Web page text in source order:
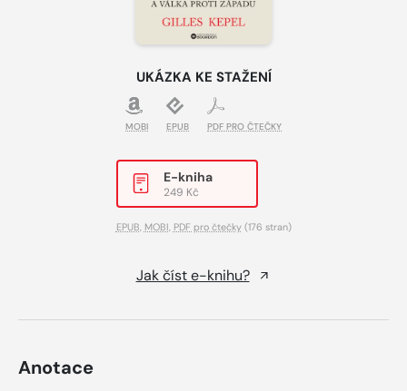
UKÁZKA KE STAŽENÍ
MOBI EPUB PDF PRO ČTEČKY
E-kniha
249 Kč
EPUB MOBI PDF pro čtečky(176 stran)
Jak číst e-knihu?
Anotace